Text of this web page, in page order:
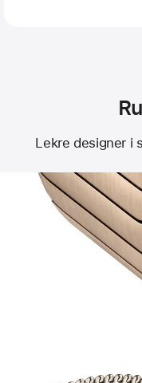
Lekre designer i